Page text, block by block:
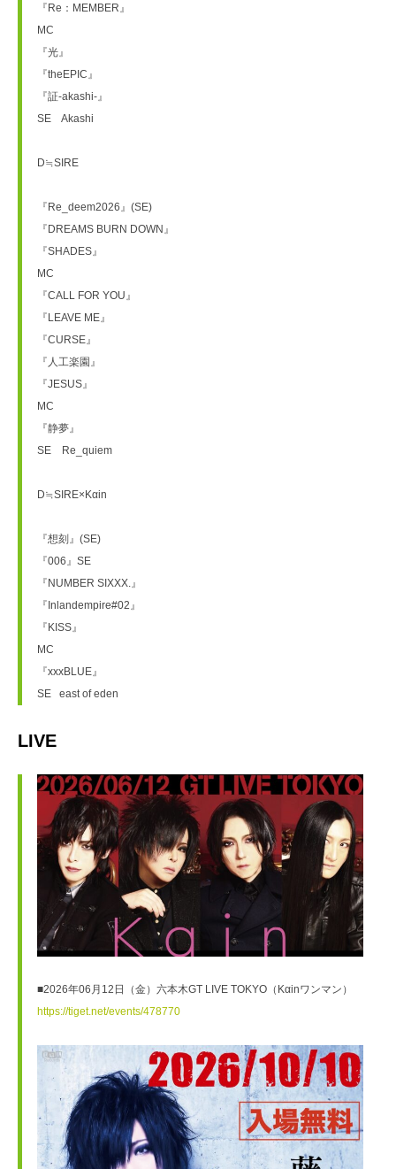
『Re：MEMBER』
MC
『光』
『theEPIC』
『証-akashi-』
SE　Akashi
D≒SIRE
『Re_deem2026』(SE)
『DREAMS BURN DOWN』
『SHADES』
MC
『CALL FOR YOU』
『LEAVE ME』
『CURSE』
『人工楽園』
『JESUS』
MC
『静夢』
SE　Re_quiem
D≒SIRE×Kαin
『想刻』(SE)
『006』SE
『NUMBER SIXXX.』
『Inlandempire#02』
『KISS』
MC
『xxxBLUE』
SE   east of eden
LIVE
■2026年06月12日（金）六本木GT LIVE TOKYO（Kαinワンマン）
https://tiget.net/events/478770